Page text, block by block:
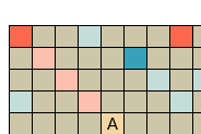
A